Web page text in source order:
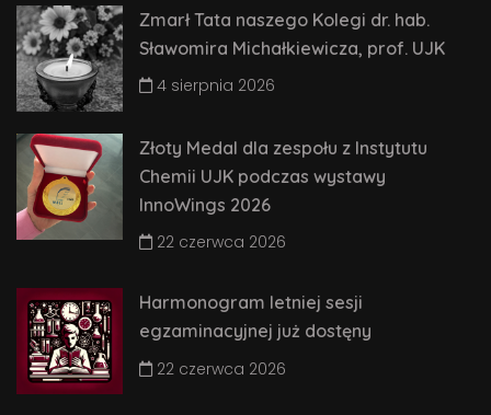
Zmarł Tata naszego Kolegi dr. hab.
Sławomira Michałkiewicza, prof. UJK
4 sierpnia 2026
Złoty Medal dla zespołu z Instytutu
Chemii UJK podczas wystawy
InnoWings 2026
22 czerwca 2026
Harmonogram letniej sesji
egzaminacyjnej już dostęny
22 czerwca 2026